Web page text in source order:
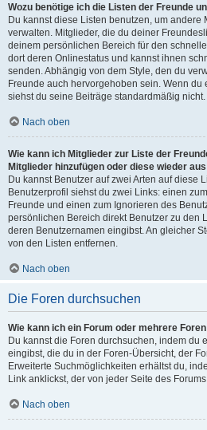
Wozu benötige ich die Listen der Freunde
Du kannst diese Listen benutzen, um andere
verwalten. Mitglieder, die du deiner
deinem persönlichen Bereich für den
dort deren Onlinestatus und kannst ihnen
senden. Abhängig von dem Style, den du
Freunde auch hervorgehoben sein. Wenn
siehst du seine Beiträge standardmäßig nicht.
Nach oben
Wie kann ich Mitglieder zur Liste der
Mitglieder hinzufügen oder diese wieder
Du kannst Benutzer auf zwei Arten auf diese
Benutzerprofil siehst du zwei Links: einen
Freunde und einen zum Ignorieren des
persönlichen Bereich direkt Benutzer zu den
deren Benutzernamen eingibst. An gleicher
von den Listen entfernen.
Nach oben
Die Foren durchsuchen
Wie kann ich ein Forum oder mehrere
Du kannst die Foren durchsuchen, indem du
eingibst, die du in der Foren-Übersicht, der
Erweiterte Suchmöglichkeiten erhältst du,
Link anklickst, der von jeder Seite des
Nach oben